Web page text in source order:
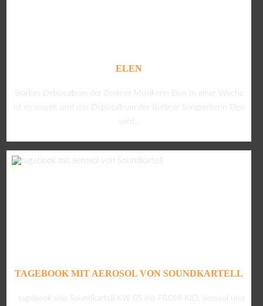
ELEN
Starkes Debütalbum der Berliner Musikerin Elen In einer Woche
ist es soweit und das Debütalbum der Berliner Songwriterin Elen
wird...
TAGEBOOK MIT AEROSOL VON SOUNDKARTELL
tagebook von Soundkartell KW 05 mit FROM KID, aerosol und